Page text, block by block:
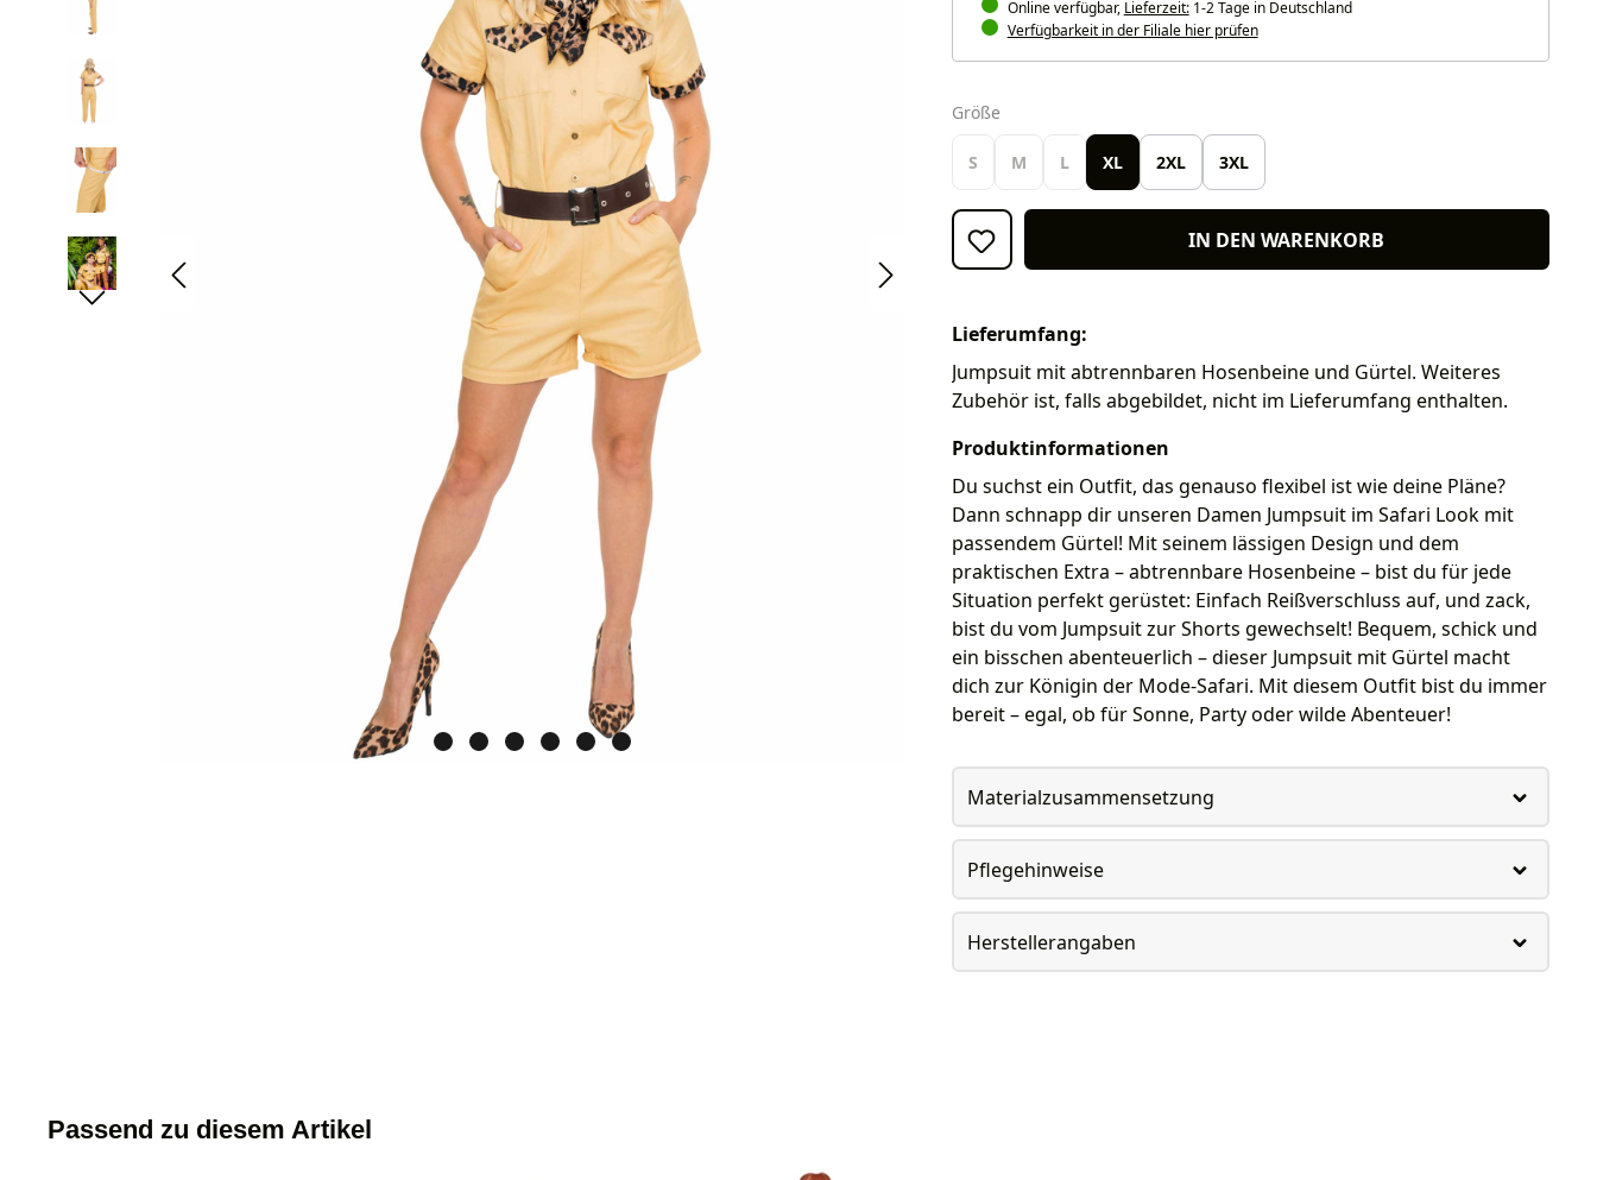
Online verfügbar, Lieferzeit:1-2 Tage in Deutschland
Verfügbarkeit in der Filiale hier prüfen
Größeauswählen
S M L XL 2XL 3XL
IN DEN WARENKORB
Lieferumfang:
Jumpsuit mit abtrennbaren Hosenbeine und Gürtel. Weiteres
Zubehör ist, falls abgebildet, nicht im Lieferumfang enthalten.
Produktinformationen
Du suchst ein Outfit, das genauso flexibel ist wie deine Pläne?
Dann schnapp dir unseren Damen Jumpsuit im Safari Look mit
passendem Gürtel! Mit seinem lässigen Design und dem
praktischen Extra – abtrennbare Hosenbeine – bist du für jede
Situation perfekt gerüstet: Einfach Reißverschluss auf, und zack,
bist du vom Jumpsuit zur Shorts gewechselt! Bequem, schick und
ein bisschen abenteuerlich – dieser Jumpsuit mit Gürtel macht
dich zur Königin der Mode-Safari. Mit diesem Outfit bist du immer
bereit – egal, ob für Sonne, Party oder wilde Abenteuer!
Materialzusammensetzung
Pflegehinweise
Herstellerangaben
Passend zu diesem Artikel